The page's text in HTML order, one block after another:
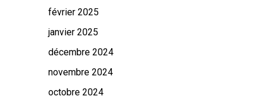
février 2025
janvier 2025
décembre 2024
novembre 2024
octobre 2024